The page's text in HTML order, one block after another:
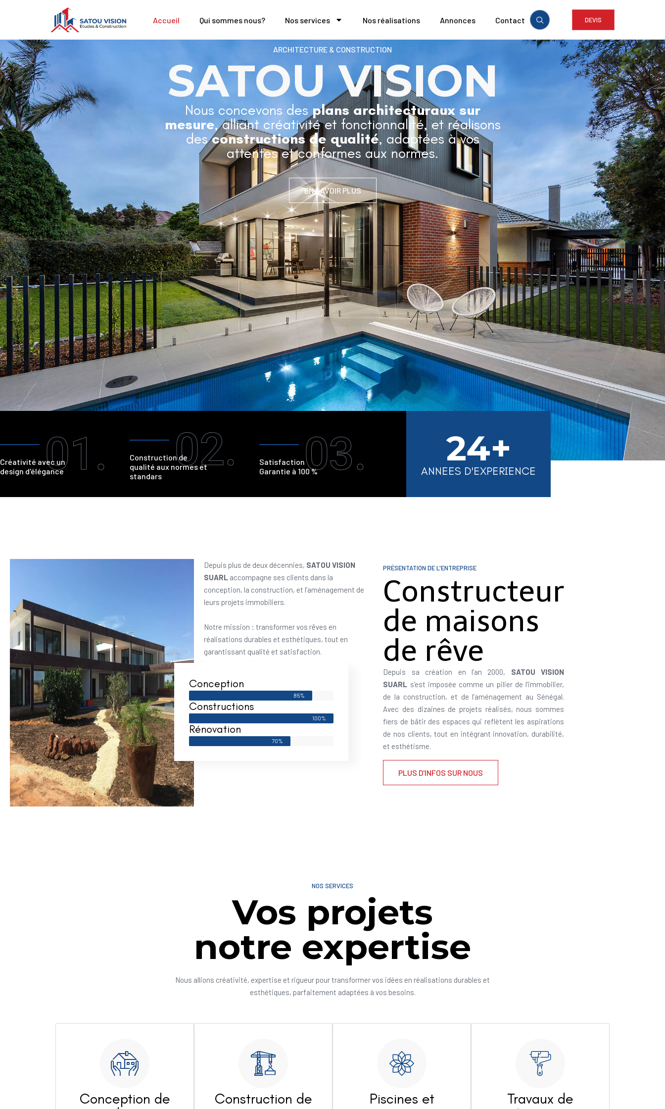
Accueil Qui sommes nous? Nos services Nos réalisations Annonces Contact DEVIS
ARCHITECTURE & CONSTRUCTION
SATOU VISION
Nous concevons desplans architecturaux sur
mesure, alliant créativité et fonctionnalité, et réalisons
desconstructions de qualité, adaptées à vos
attentes et conformes aux normes.
EN SAVOIR PLUS
01.
Créativité avec un
design d'élégance
02.
Construction de
qualité aux normes et
standars
03.
Satisfaction
Garantie à 100 %
24+
ANNEES D'EXPERIENCE
Depuis plus de deux décennies, SATOU VISION
SUARL accompagne ses clients dans la
conception, la construction, et l’aménagement de
leurs projets immobiliers.
Notre mission : transformer vos rêves en
réalisations durables et esthétiques, tout en
garantissant qualité et satisfaction.
Conception
85%
Constructions
100%
Rénovation
70%
PRÉSENTATION DE L'ENTREPRISE
Constructeur
de maisons
de rêve
Depuis sa création en l’an 2000, SATOU VISION
SUARL s’est imposée comme un pilier de l’immobilier,
de la construction, et de l’aménagement au Sénégal.
Avec des dizaines de projets réalisés, nous sommes
fiers de bâtir des espaces qui reflètent les aspirations
de nos clients, tout en intégrant innovation, durabilité,
et esthétisme.
PLUS D'INFOS SUR NOUS
NOS SERVICES
Vos projets
notre expertise
Nous allions créativité, expertise et rigueur pour transformer vos idées en réalisations durables et
esthétiques, parfaitement adaptées à vos besoins.
Conception de
Construction de
Piscines et
Travaux de